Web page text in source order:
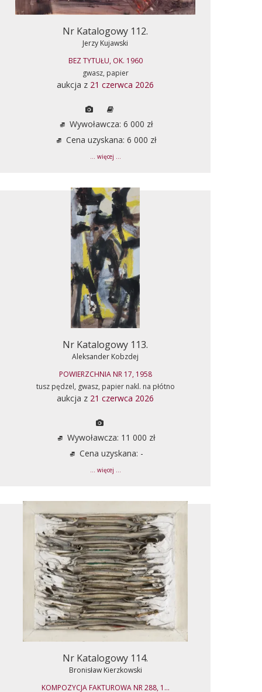
Nr Katalogowy 112.
Jerzy Kujawski
BEZ TYTUŁU, OK. 1960
gwasz, papier
aukcja z 21 czerwca 2026
Wywoławcza: 6 000 zł
Cena uzyskana: 6 000 zł
... więcej ...
Nr Katalogowy 113.
Aleksander Kobzdej
POWIERZCHNIA NR 17, 1958
tusz pędzel, gwasz, papier nakl. na płótno
aukcja z 21 czerwca 2026
Wywoławcza: 11 000 zł
Cena uzyskana: -
... więcej ...
Nr Katalogowy 114.
Bronisław Kierzkowski
KOMPOZYCJA FAKTUROWA NR 288, 1...